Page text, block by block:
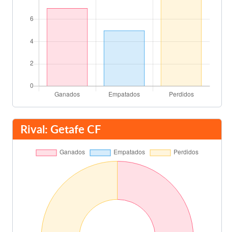
Javi Guerra
82'
Licht
Nacho
88'
Final del partido 90'
Rival: Getafe CF